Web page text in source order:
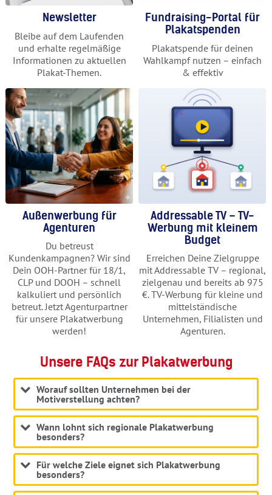
Newsletter
Bleibe auf dem Laufenden
und erhalte regelmäßige
Informationen zu aktuellen
Plakat-Themen.
Fundraising-Portal für
Plakatspenden
Plakatspende für deinen
Wahlkampf nutzen – einfach
& effektiv
Außenwerbung für
Agenturen
Du betreust
Kundenkampagnen? Wir sind
Dein OOH-Partner für 18/1,
CLP und DOOH – schnell
kalkuliert und persönlich
betreut. Jetzt Agenturpartner
für unsere Plakatwerbung
werden!
Addressable TV – TV-
Werbung mit kleinem
Budget
Erreichen Deine Zielgruppe
mit Addressable TV – regional,
zielgenau und bereits ab 975
€. TV-Werbung für kleine und
mittelständische
Unternehmen, Filialisten und
Agenturen.
Unsere FAQs zur Plakatwerbung
Worauf sollten Unternehmen bei der
Motiverstellung achten?
Wann lohnt sich regionale Plakatwerbung
besonders?
Für welche Ziele eignet sich Plakatwerbung
besonders?